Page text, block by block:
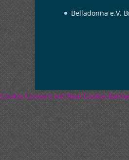
Belladonna e.V.
Cookie Consent mit Real Cookie